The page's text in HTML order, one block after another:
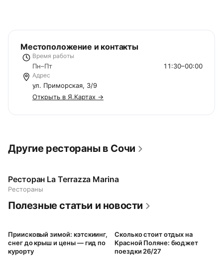
Местоположение и контакты
Время работы
Пн–Пт 11:30–00:00
Адрес
ул. Приморская, 3/9
Открыть в Я.Картах →
Другие рестораны в Сочи
Ресторан La Terrazza Marina
Рестораны
Полезные статьи и новости
Приисковый зимой: кэтскиинг,
снег до крыш и цены — гид по
курорту
Сколько стоит отдых на
Красной Поляне: бюджет
поездки 26/27